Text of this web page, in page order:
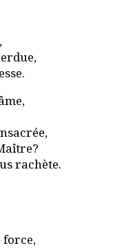
rachète.
force,